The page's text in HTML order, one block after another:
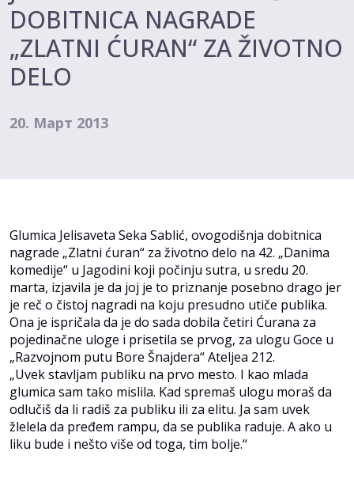
DOBITNICA NAGRADE
„ZLATNI ĆURAN“ ZA ŽIVOTNO
DELO
20. Март 2013
Glumica Jelisaveta Seka Sablić, ovogodišnja dobitnica
nagrade „Zlatni ćuran“ za životno delo na 42. „Danima
komedije“ u Jagodini koji počinju sutra, u sredu 20.
marta, izjavila je da joj je to priznanje posebno drago jer
je reč o čistoj nagradi na koju presudno utiče publika.
Ona je ispričala da je do sada dobila četiri Ćurana za
pojedinačne uloge i prisetila se prvog, za ulogu Goce u
„Razvojnom putu Bore Šnajdera“ Ateljea 212.
„Uvek stavljam publiku na prvo mesto. I kao mlada
glumica sam tako mislila. Kad spremaš ulogu moraš da
odlučiš da li radiš za publiku ili za elitu. Ja sam uvek
žlelela da pređem rampu, da se publika raduje. A ako u
liku bude i nešto više od toga, tim bolje.“